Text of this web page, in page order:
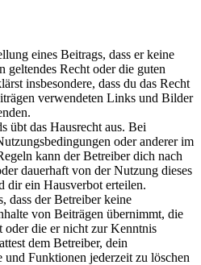
eines Beitrags, dass er keine
geltendes Recht oder die guten
insbesondere, dass du das Recht
verwendeten Links und Bilder
übt das Hausrecht aus. Bei
oder anderer im
kann der Betreiber dich nach
dauerhaft von der Nutzung dieses
dir ein Hausverbot erteilen.
dass der Betreiber keine
von Beiträgen übernimmt, die
oder die er nicht zur Kenntnis
dem Betreiber, dein
Funktionen jederzeit zu löschen